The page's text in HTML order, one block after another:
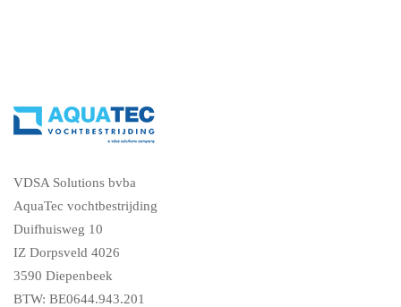
VDSA Solutions bvba
AquaTec vochtbestrijding
Duifhuisweg 10
IZ Dorpsveld 4026
3590 Diepenbeek
BTW: BE0644.943.201